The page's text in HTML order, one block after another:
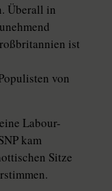
Überall in
ist
von
Labour-
kam
Sitze